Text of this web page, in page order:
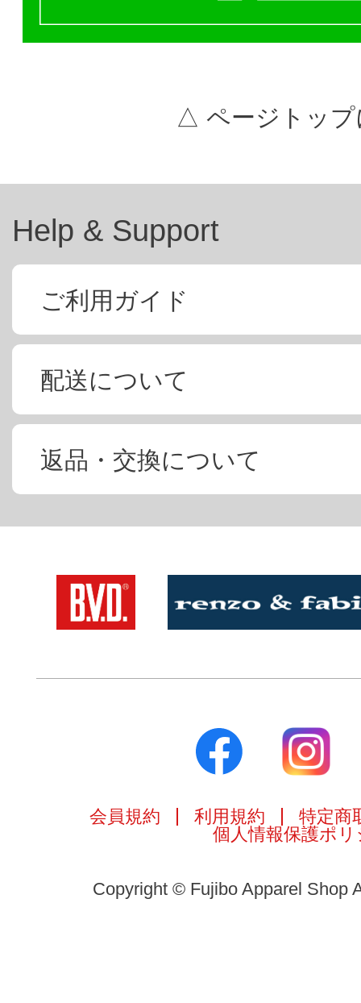
△ ページトップ
Help & Support
ご利用ガイド
配送について
返品・交換について
会員規約 利用規約
特定商
個人情報保護ポリ
Copyright © Fujibo Apparel Shop